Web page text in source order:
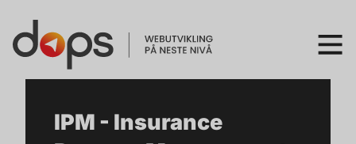
IPM - Insurance